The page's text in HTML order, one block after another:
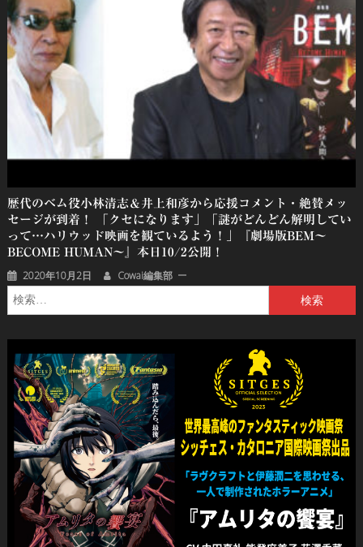
歴代のベム役小林清志＆井上和彦から応援コメント・絶賛メッ
セージが到着！ 「クセになります」「謎がどんどん解明してい
って…ハリウッド映画を観ているよう！」『劇場版BEM〜
BECOME HUMAN〜』本日10/2公開！
2020年10月2日 Cowai編集部
索: